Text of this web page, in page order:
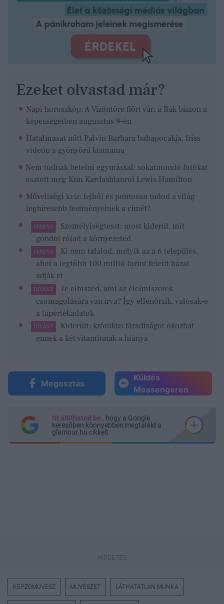
Ezeket olvastad már?
Napi horoszkóp: A Vízöntőre flört vár, a Rák bízzon a
képességeiben augusztus 9-én
Hatalmasat nőtt Palvin Barbara babapocakja, friss
videón a gyönyörű kismama
Nem tudnak betelni egymással: sokatmondó fotókat
osztott meg Kim Kardashianról Lewis Hamilton
Műveltségi kvíz: fejből és pontosan tudod a világ
leghíresebb festményeinek a címét?
FEMINA
Személyiségteszt: most kiderül, mit
gondol rólad a környezeted
FEMINA
Ki nem találod, melyik az a 6 település,
ahol a legtöbb 100 millió forint feletti házat
adják el
DÍVÁNY
Te elhiszed, ami az élelmiszerek
csomagolására van írva? Így ellenőrzik, valósak-e
a tápértékadatok
DÍVÁNY
Kiderült: krónikus fáradtságot okozhat
ennek a két vitaminnak a hiánya
Megosztás
Küldés
Messengeren
Itt állíthatod be , hogy a Google
keresőben könnyebben megtaláld a
glamour.hu cikkeit
KEPZOMUVESZ MUVÉSZET LÁTHATATLAN MUNKA